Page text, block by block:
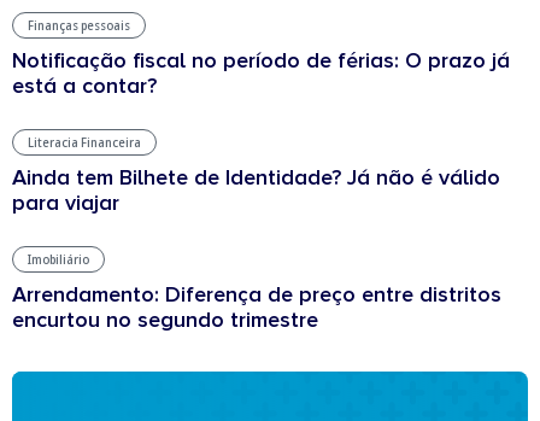
Finanças pessoais
Notificação fiscal no período de férias: O prazo já
está a contar?
Literacia Financeira
Ainda tem Bilhete de Identidade? Já não é válido
para viajar
Imobiliário
Arrendamento: Diferença de preço entre distritos
encurtou no segundo trimestre